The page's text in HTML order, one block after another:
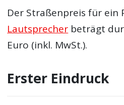
Der Straßenpreis für ein
Lautsprecher beträgt
Euro (inkl. MwSt.).
Erster Eindruck